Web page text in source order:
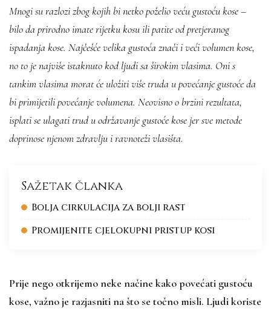
Mnogi su razlozi zbog kojih bi netko poželio veću gustoću kose –
bilo da prirodno imate rijetku kosu ili patite od pretjeranog
ispadanja kose. Najčešće velika gustoća znači i veći volumen kose,
no to je najviše istaknuto kod ljudi sa širokim vlasima. Oni s
tankim vlasima morat će uložiti više truda u povećanje gustoće da
bi primijetili povećanje volumena. Neovisno o brzini rezultata,
isplati se ulagati trud u održavanje gustoće kose jer sve metode
doprinose njenom zdravlju i ravnoteži vlasišta.
Sažetak članka
Bolja cirkulacija za bolji rast
Promijenite cjelokupni pristup kosi
Prije nego otkrijemo neke načine kako povećati gustoću
kose, važno je razjasniti na što se točno misli. Ljudi koriste